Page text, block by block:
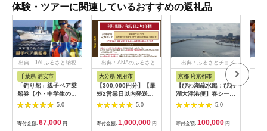
体験・ツアーに関連しているおすすめの返礼品
出典：JALふるさと納税
千葉県 浦安市
「釣り船」親子ペア乗
船券【小・中学生のお
子様】
5.0
寄付金額: 67,000 円
出典：ANAのふるさと
大分県 別府市
【300,000円分】【最
短2営業日以内発送】
別府市内の旅館やホテ
ルで使用できる宿泊補
助券 楽しい旅の思い
出を！ 宿泊券 大分県
5.0
寄付金額: 1,000,000 円
出典：ふるさとチョイ
京都 府京都市
【びわ湖疏水船：びわ
湖大津港便】春シーズ
ン先行予約権（２名様
分の乗船予約の権利）
5.0
寄付金額: 100,000 円